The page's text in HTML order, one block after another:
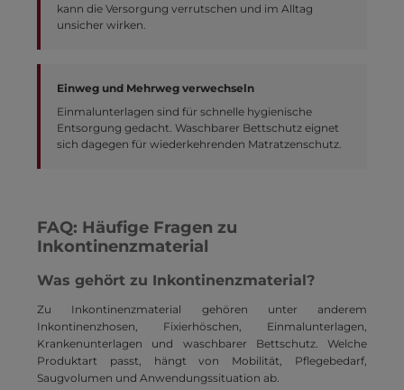
kann die Versorgung verrutschen und im Alltag
unsicher wirken.
Einweg und Mehrweg verwechseln
Einmalunterlagen sind für schnelle hygienische
Entsorgung gedacht. Waschbarer Bettschutz eignet
sich dagegen für wiederkehrenden Matratzenschutz.
FAQ: Häufige Fragen zu
Inkontinenzmaterial
Was gehört zu Inkontinenzmaterial?
Zu Inkontinenzmaterial gehören unter anderem
Inkontinenzhosen, Fixierhöschen, Einmalunterlagen,
Krankenunterlagen und waschbarer Bettschutz. Welche
Produktart passt, hängt von Mobilität, Pflegebedarf,
Saugvolumen und Anwendungssituation ab.